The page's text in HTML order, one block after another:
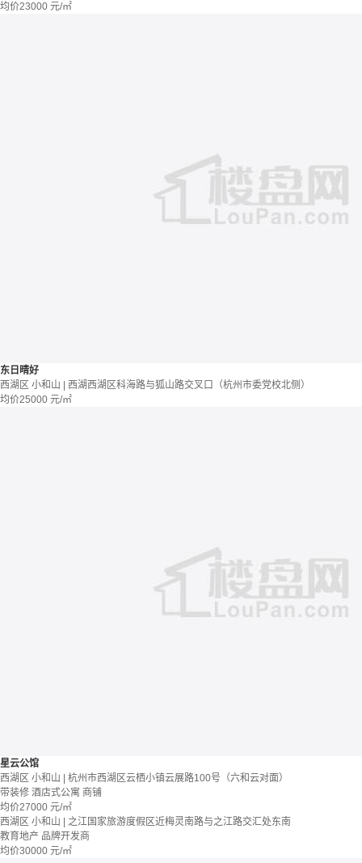
均价23000 元/㎡
东日晴好
西湖区 小和山 | 西湖西湖区科海路与狐山路交叉口（杭州市委党校北侧）
均价25000 元/㎡
星云公馆
西湖区 小和山 | 杭州市西湖区云栖小镇云展路100号（六和云对面）
带装修 酒店式公寓 商铺
均价27000 元/㎡
西湖区 小和山 | 之江国家旅游度假区近梅灵南路与之江路交汇处东南
教育地产 品牌开发商
均价30000 元/㎡